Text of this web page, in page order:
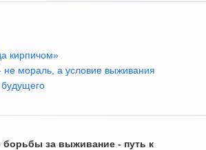
кирпичом»
не мораль, а условие выживания
борьбы за выживание - путь к